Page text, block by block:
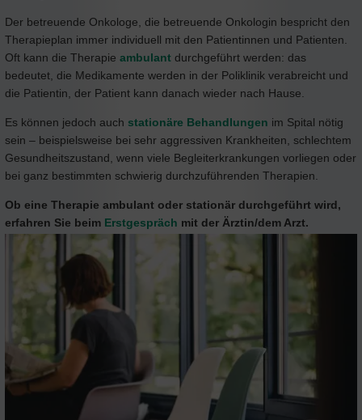
Der betreuende Onkologe, die betreuende Onkologin bespricht den
Therapieplan immer individuell mit den Patientinnen und Patienten.
Oft kann die Therapie ambulant durchgeführt werden: das
bedeutet, die Medikamente werden in der Poliklinik verabreicht und
die Patientin, der Patient kann danach wieder nach Hause.
Es können jedoch auch stationäre Behandlungen im Spital nötig
sein – beispielsweise bei sehr aggressiven Krankheiten, schlechtem
Gesundheitszustand, wenn viele Begleiterkrankungen vorliegen oder
bei ganz bestimmten schwierig durchzuführenden Therapien.
Ob eine Therapie ambulant oder stationär durchgeführt wird,
erfahren Sie beim Erstgespräch mit der Ärztin/dem Arzt.